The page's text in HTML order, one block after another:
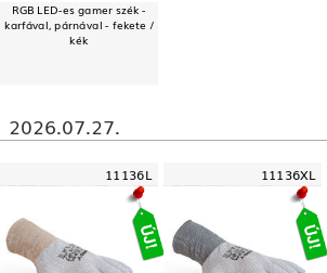
RGB LED-es gamer szék -
karfával, párnával - fekete /
kék
2026.07.27.
11136L 11136XL